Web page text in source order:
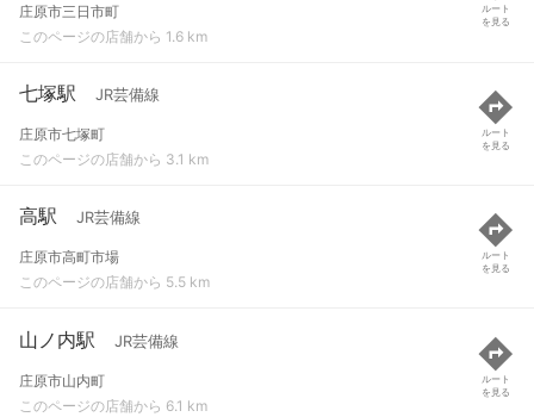
庄原市三日市町
このページの店舗から 1.6 km
ルート
を見る
七塚駅 JR芸備線
庄原市七塚町
このページの店舗から 3.1 km
ルート
を見る
高駅 JR芸備線
庄原市高町市場
このページの店舗から 5.5 km
ルート
を見る
山ノ内駅 JR芸備線
庄原市山内町
このページの店舗から 6.1 km
ルート
を見る